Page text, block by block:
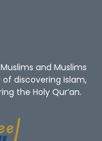
and Muslims
discovering Islam,
the Holy Qur’an.